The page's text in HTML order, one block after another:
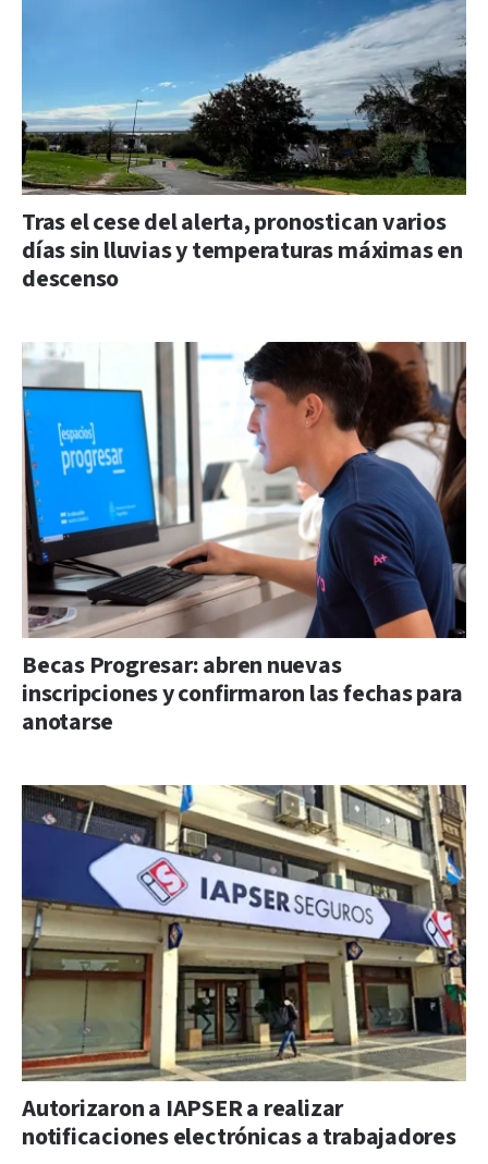
Tras el cese del alerta, pronostican varios
días sin lluvias y temperaturas máximas en
descenso
Becas Progresar: abren nuevas
inscripciones y confirmaron las fechas para
anotarse
Autorizaron a IAPSER a realizar
notificaciones electrónicas a trabajadores